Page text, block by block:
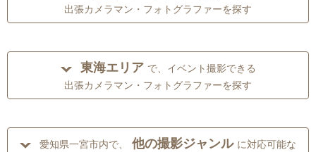
出張カメラマン・フォトグラファーを探す
東海エリア で、イベント撮影できる
出張カメラマン・フォトグラファーを探す
愛知県一宮市内で、 他の撮影ジャンル に対応可能な